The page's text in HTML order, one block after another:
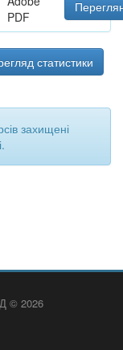
PDF
статистики
захищені
© 2026